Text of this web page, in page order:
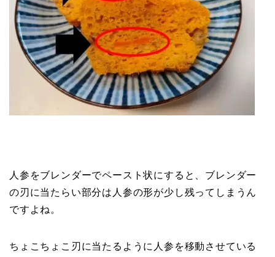
人参をブレンダーでペースト状にすると、ブレンダー
の刃に当たらい部分は人参の形が少し残ってしまうん
ですよね。
ちょこちょこ刃に当たるように人参を移動させている